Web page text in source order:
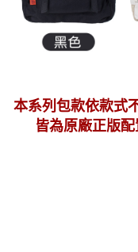
本系列包款依款式
皆為原廠正版